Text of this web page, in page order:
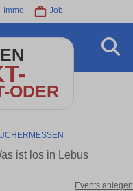
Immo Job
ODER
ist los in Lebus
Events anlegen